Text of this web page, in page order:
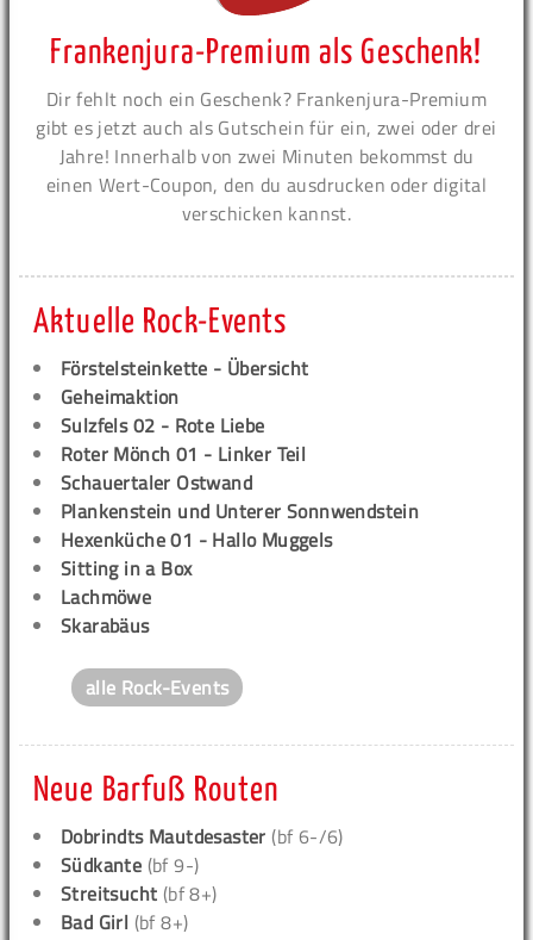
Frankenjura-Premium als Geschenk!
Dir fehlt noch ein Geschenk? Frankenjura-Premium
gibt es jetzt auch als Gutschein für ein, zwei oder drei
Jahre! Innerhalb von zwei Minuten bekommst du
einen Wert-Coupon, den du ausdrucken oder digital
verschicken kannst.
Aktuelle Rock-Events
Förstelsteinkette - Übersicht
Geheimaktion
Sulzfels 02 - Rote Liebe
Roter Mönch 01 - Linker Teil
Schauertaler Ostwand
Plankenstein und Unterer Sonnwendstein
Hexenküche 01 - Hallo Muggels
Sitting in a Box
Lachmöwe
Skarabäus
alle Rock-Events
Neue Barfuß Routen
Dobrindts Mautdesaster (bf 6-/6)
Südkante (bf 9-)
Streitsucht (bf 8+)
Bad Girl (bf 8+)